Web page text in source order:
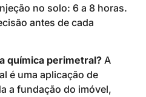
no solo: 6 a 8 horas.
antes de cada
química perimetral? A
é uma aplicação de
a fundação do imóvel,